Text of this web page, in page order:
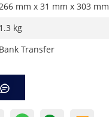
mm x 31 mm x 303 mm
1.3 kg
Bank Transfer